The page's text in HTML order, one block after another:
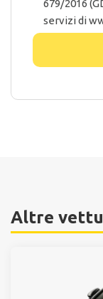
679/2016
servizi di
Altre